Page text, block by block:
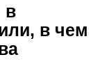
в
в чем